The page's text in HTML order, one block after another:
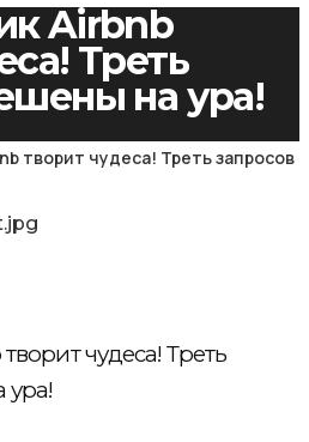
Airbnb
Треть
на ура!
творит чудеса! Треть запросов
чудеса! Треть
ура!